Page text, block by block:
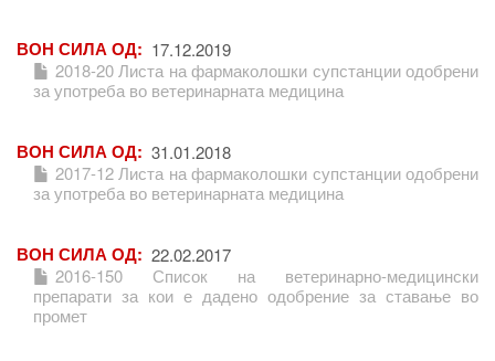
ВОН СИЛА ОД
17.12.2019
2018-20 Листа на фармаколошки супстанции одобрени
за употреба во ветеринарната медицина
ВОН СИЛА ОД
31.01.2018
2017-12 Листа на фармаколошки супстанции одобрени
за употреба во ветеринарната медицина
ВОН СИЛА ОД
22.02.2017
2016-150 Список на ветеринарно-медицински
препарати за кои е дадено одобрение за ставање во
промет